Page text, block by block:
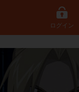
ログイン